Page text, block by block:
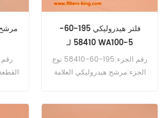
فلتر هيدروليكي 195-60-
58410 لـ WA100-5
رقم الجزء:195-60-58410 نوع
الجزء:مرشح هيدروليكي العلامة